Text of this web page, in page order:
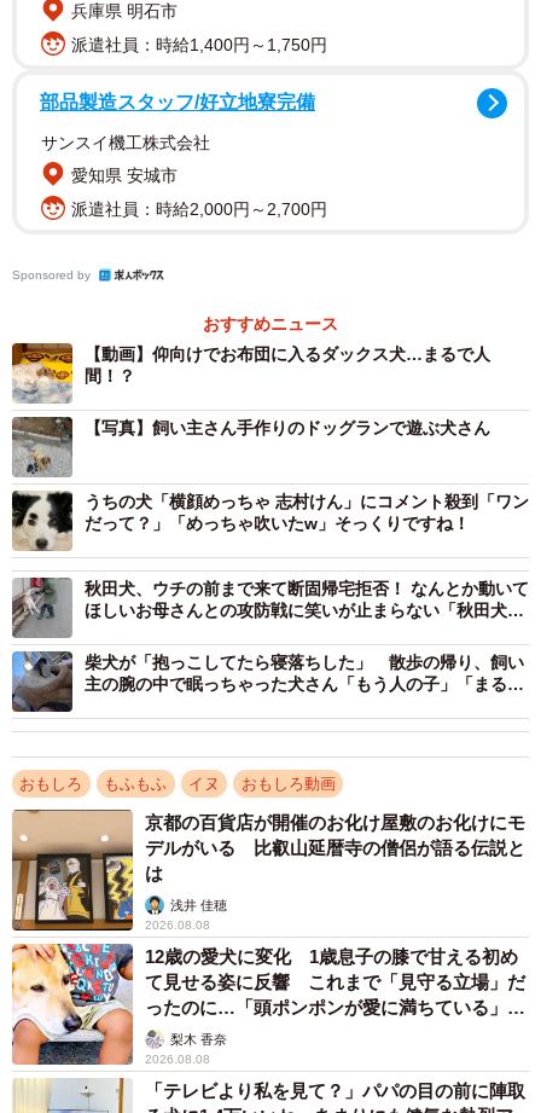
お目め開けてますけど、ひとりで寝られますか？（「ほんわか姉妹」さ
「お利口です♡」「お姫様みたい」
「1人に豪勢なお布団ですな」
「なんか人間の子みたいですね」
「仰向け姿のお手手が可愛い こりゃぁ自分は犬だと思っ
てない」
多くの人をくぎ付けにしたくぅちゃんの就寝動画。撮影時
のことを、飼い主さんに聞いてみました。
兵庫県 明石市
派遣社員：時給1,400円～1,750円
部品製造スタッフ/好立地寮完備
サンスイ機工株式会社
愛知県 安城市
派遣社員：時給2,000円～2,700円
Sponsored by
おすすめニュース
【動画】仰向けでお布団に入るダックス犬…まるで人
間！？
【写真】飼い主さん手作りのドッグランで遊ぶ犬さん
うちの犬「横顔めっちゃ 志村けん」にコメント殺到「ワン
だって？」「めっちゃ吹いたw」そっくりですね！
秋田犬、ウチの前まで来て断固帰宅拒否！ なんとか動いて
ほしいお母さんとの攻防戦に笑いが止まらない「秋田犬あ
柴犬が「抱っこしてたら寝落ちした」 散歩の帰り、飼い
主の腕の中で眠っちゃった犬さん「もう人の子」「まるで
おもしろ もふもふ イヌ おもしろ動画
京都の百貨店が開催のお化け屋敷のお化けにモ
デルがいる 比叡山延暦寺の僧侶が語る伝説と
は
浅井 佳穂
2026.08.08
12歳の愛犬に変化 1歳息子の膝で甘える初め
て見せる姿に反響 これまで「見守る立場」だ
ったのに…「頭ポンポンが愛に満ちている」
「尊…」
梨木 香奈
2026.08.08
「テレビより私を見て？」パパの目の前に陣取